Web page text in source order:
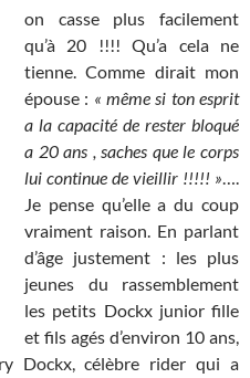
on casse plus facilement
qu’à 20 !!!! Qu’a cela ne
tienne. Comme dirait mon
épouse : « même si ton esprit
a la capacité de rester bloqué
a 20 ans , saches que le corps
lui continue de vieillir !!!!! »….
Je pense qu’elle a du coup
vraiment raison. En parlant
d’âge justement : les plus
jeunes du rassemblement
les petits Dockx junior fille
et fils agés d’environ 10 ans,
Dockx, célèbre rider qui a